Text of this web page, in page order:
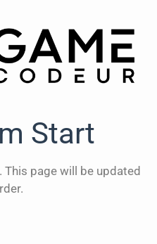
Start
page will be updated